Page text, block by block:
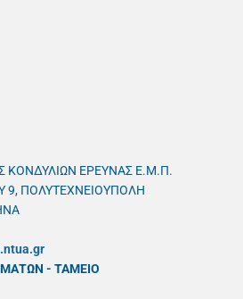
ΚΟΝΔΥΛΙΩΝ ΕΡΕΥΝΑΣ Ε.Μ.Π.
9, ΠΟΛΥΤΕΧΝΕΙΟΥΠΟΛΗ
- ΤΑΜΕΙΟ